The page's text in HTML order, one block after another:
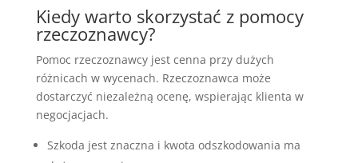
Kiedy warto skorzystać z pomocy
rzeczoznawcy?
Pomoc rzeczoznawcy jest cenna przy dużych
różnicach w wycenach. Rzeczoznawca może
dostarczyć niezależną ocenę, wspierając klienta w
negocjacjach.
Szkoda jest znaczna i kwota odszkodowania ma